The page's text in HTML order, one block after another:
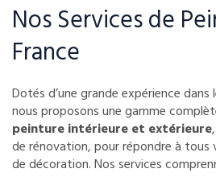
Nos Services de
France
Dotés d’une grande expérience
nous proposons une gamme
peinture intérieure et extérieure
de rénovation, pour répondre à tous
de décoration. Nos services